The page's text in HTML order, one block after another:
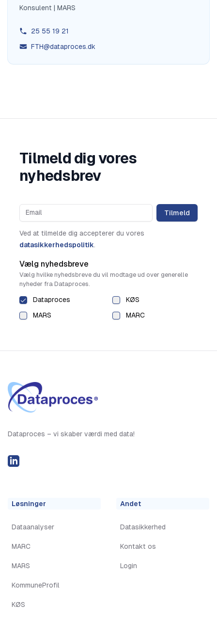
Konsulent | MARS
25 55 19 21
FTH@dataproces.dk
Tilmeld dig vores
nyhedsbrev
Tilmeld
Ved at tilmelde dig accepterer du vores
datasikkerhedspolitik.
Vælg nyhedsbreve
Vælg hvilke nyhedsbreve du vil modtage ud over generelle
nyheder fra Dataproces.
Dataproces
KØS
MARS
MARC
Dataproces – vi skaber værdi med data!
LinkedIN
Løsninger
Dataanalyser
MARC
MARS
KommuneProfil
KØS
Andet
Datasikkerhed
Kontakt os
Login